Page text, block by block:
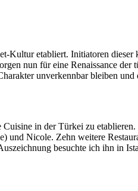
Kultur etabliert. Initiatoren
nun für eine Renaissance
unverkennbar bleiben
in der Türkei zu
Nicole. Zehn weitere
besuchte ich ihn in